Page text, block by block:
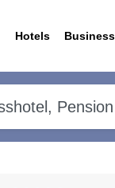
Hotels